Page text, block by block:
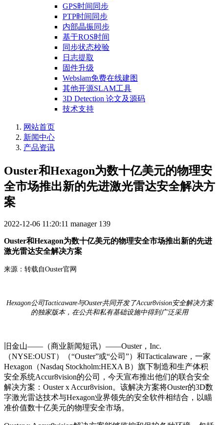
GPS时间同步
PTP时间同步
内部晶振同步
基于ROS时间
同步状态校验
日志提取
固件升级
Webslam免费在线建图
其他开源SLAM工具
3D Detection 论文及源码
技术支持
网站首页
新闻中心
产品资讯
Ouster和Hexagon为数十亿美元的物理安
全市场推出新的先进激光雷达安全解决方
案
2022-12-06 11:20:11 manager 139
Ouster和Hexagon为数十亿美元的物理安全市场推出新的先进
激光雷达安全解决方案
来源：转载自Ouster官网
Hexagon公司Tacticaware与Ouster共同开发了Accur8vision安全解决方案
的独家版本，在公共和私有基础设施中得到广泛采用
旧金山——（商业新闻短讯）——Ouster，Inc.
（NYSE:OUST）（“Ouster”或“公司 ”）和Tacticalaware，一家
Hexagon（Nasdaq Stockholm:HEXA B） 旗下制造和生产体积
安全系统Accur8vision的公司，今天宣布推出他们的联合安全
解决方案：Ouster x Accur8vision。该解决方案将Ouster的3D数
字激光雷达技术与Hexagon业界领先的安全软件相结合，以瞄
准价值数十亿美元的物理安全市场。